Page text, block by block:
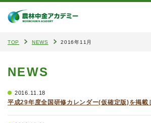
TOP NEWS 2016年11月
NEWS
2016.11.18
平成29年度全国研修カレンダー(仮確定版)を掲載